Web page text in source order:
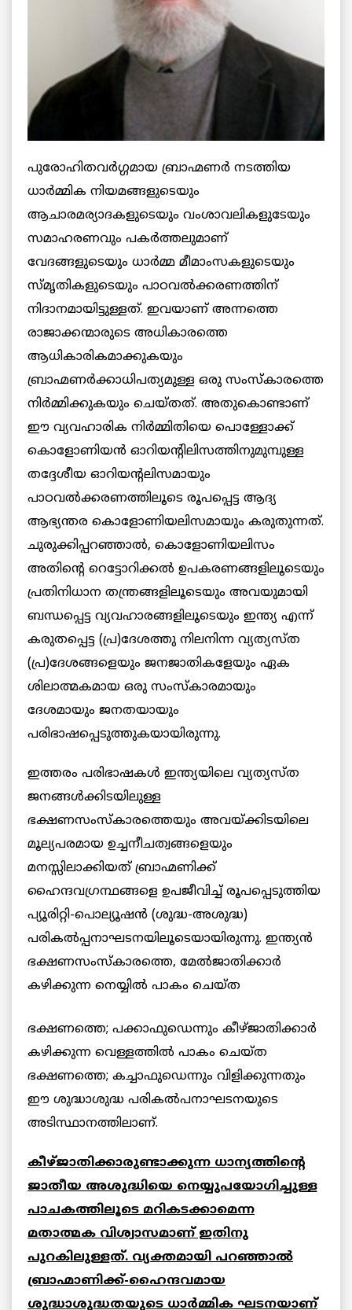
പുരോഹിതവര്‍ഗ്ഗമായ ബ്രാഹ്മണര്‍ നടത്തിയ
ധാര്‍മ്മിക നിയമങ്ങളുടെയും
ആചാരമര്യാദകളുടെയും വംശാവലികളുടേയും
സമാഹരണവും പകര്‍ത്തലുമാണ്
വേദങ്ങളുടെയും ധാര്‍മ്മ മീമാംസകളുടെയും
സ്മൃതികളുടെയും പാഠവല്‍ക്കരണത്തിന്
നിദാനമായിട്ടുള്ളത്. ഇവയാണ് അന്നത്തെ
രാജാക്കന്മാരുടെ അധികാരത്തെ
ആധികാരികമാക്കുകയും
ബ്രാഹ്മണര്‍ക്കാധിപത്യമുള്ള ഒരു സംസ്കാരത്തെ
നിര്‍മ്മിക്കുകയും ചെയ്തത്. അതുകൊണ്ടാണ്
ഈ വ്യവഹാരിക നിര്‍മ്മിതിയെ പൊള്ളോക്ക്
കൊളോണിയന്‍ ഓറിയന്റിലിസത്തിനുമുമ്പുള്ള
തദ്ദേശീയ ഓറിയന്റലിസമായും
പാഠവല്‍ക്കരണത്തിലൂടെ രൂപപ്പെട്ട ആദ്യ
ആഭ്യന്തര കൊളോണിയലിസമായും കരുതുന്നത്.
ചുരുക്കിപ്പറഞ്ഞാല്‍, കൊളോണിയലിസം
അതിന്റെ റെട്ടോറിക്കല്‍ ഉപകരണങ്ങളിലൂടെയും
പ്രതിനിധാന തന്ത്രങ്ങളിലൂടെയും അവയുമായി
ബന്ധപ്പെട്ട വ്യവഹാരങ്ങളിലൂടെയും ഇന്ത്യ എന്ന്
കരുതപ്പെട്ട (പ്ര)ദേശത്തു നിലനിന്ന വ്യത്യസ്ത
(പ്ര)ദേശങ്ങളെയും ജനജാതികളേയും ഏക
ശിലാത്മകമായ ഒരു സംസ്കാരമായും
ദേശമായും ജനതയായും
പരിഭാഷപ്പെടുത്തുകയായിരുന്നു.
ഇത്തരം പരിഭാഷകള്‍ ഇന്ത്യയിലെ വ്യത്യസ്ത
ജനങ്ങള്‍ക്കിടയിലുള്ള
ഭക്ഷണസംസ്കാരത്തെയും അവയ്ക്കിടയിലെ
മൂല്യപരമായ ഉച്ചനീചത്വങ്ങളെയും
മനസ്സിലാക്കിയത് ബ്രാഹ്മണിക്ക്
ഹൈന്ദവഗ്രന്ഥങ്ങളെ ഉപജീവിച്ച് രൂപപ്പെടുത്തിയ
പ്യൂരിറ്റി-പൊല്യൂഷന്‍ (ശുദ്ധ-അശുദ്ധ)
പരികല്‍പ്പനാഘടനയിലൂടെയായിരുന്നു. ഇന്ത്യന്‍
ഭക്ഷണസംസ്കാരത്തെ, മേല്‍ജാതിക്കാര്‍
കഴിക്കുന്ന നെയ്യില്‍ പാകം ചെയ്ത
ഭക്ഷണത്തെ; പക്കാഫുഡെന്നും കീഴ്ജാതിക്കാര്‍
കഴിക്കുന്ന വെള്ളത്തില്‍ പാകം ചെയ്ത
ഭക്ഷണത്തെ; കച്ചാഫുഡെന്നും വിളിക്കുന്നതും
ഈ ശുദ്ധാശുദ്ധ പരികല്‍പനാഘടനയുടെ
അടിസ്ഥാനത്തിലാണ്.
കീഴ്ജാതിക്കാരുണ്ടാക്കുന്ന ധാന്യത്തിന്റെ
ജാതീയ അശുദ്ധിയെ നെയ്യുപയോഗിച്ചുള്ള
പാചകത്തിലൂടെ മറികടക്കാമെന്ന
മതാത്മക വിശ്വാസമാണ് ഇതിനു
പുറകിലുള്ളത്. വ്യക്തമായി പറഞ്ഞാല്‍
ബ്രാഹ്മാണിക്ക്-ഹൈന്ദവമായ
ശുദ്ധാശുദ്ധതയുടെ ധാര്‍മ്മിക ഘടനയാണ്